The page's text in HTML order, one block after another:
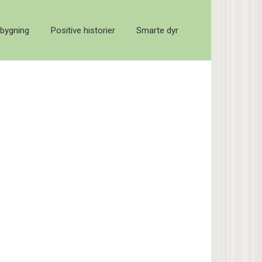
Positive historier Smarte dyr